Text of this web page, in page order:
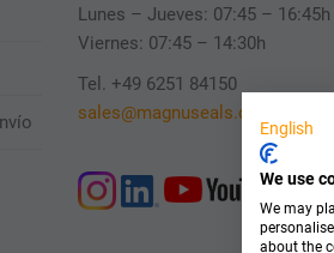
Lunes – Jueves: 07:45 – 16:45h
Viernes: 07:45 – 14:30h
Tel. +49 6251 84150
sales@magnuseals.com
English
We use
We may
about the